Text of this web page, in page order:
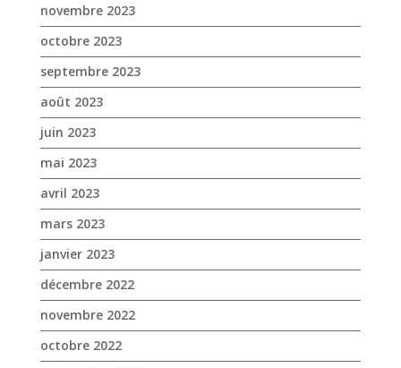
novembre 2023
octobre 2023
septembre 2023
août 2023
juin 2023
mai 2023
avril 2023
mars 2023
janvier 2023
décembre 2022
novembre 2022
octobre 2022